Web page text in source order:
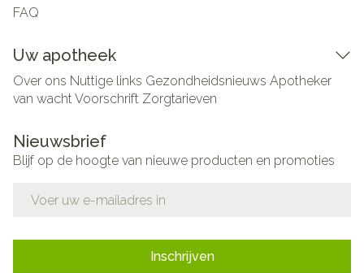
FAQ
Uw apotheek
Over ons Nuttige links Gezondheidsnieuws Apotheker
van wachtVoorschrift Zorgtarieven
Nieuwsbrief
Blijf op de hoogte van nieuwe producten en promoties
Inschrijven